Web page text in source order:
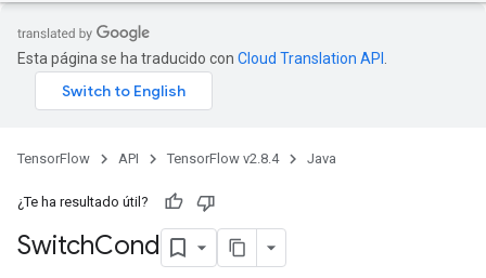
Esta página se ha traducido con Cloud Translation API
TensorFlow API TensorFlow v2.8.4 Java
¿Te ha resultado útil?
SwitchCond